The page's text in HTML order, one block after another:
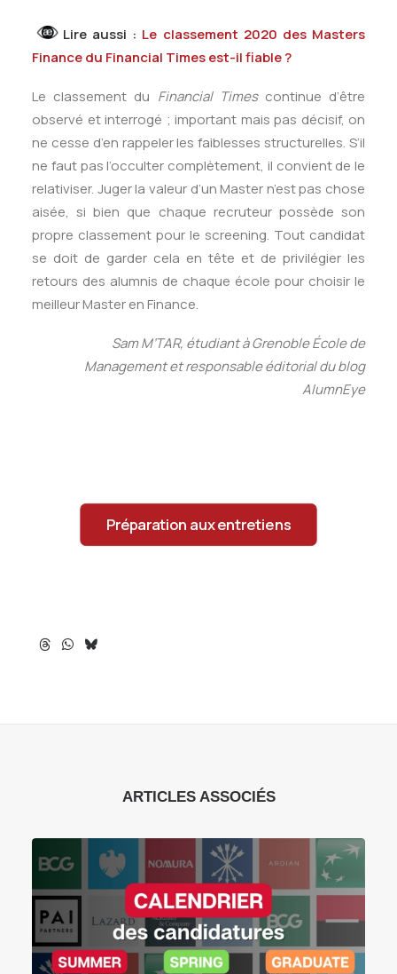
Lire aussi : Le classement 2020 des Masters
Finance du Financial Times est-il fiable ?
Le classement du Financial Times continue d’être
observé et interrogé ; important mais pas décisif, on
ne cesse d’en rappeler les faiblesses structurelles. S’il
ne faut pas l’occulter complètement, il convient de le
relativiser. Juger la valeur d’un Master n’est pas chose
aisée, si bien que chaque recruteur possède son
propre classement pour le screening. Tout candidat
se doit de garder cela en tête et de privilégier les
retours des alumnis de chaque école pour choisir le
meilleur Master en Finance.
Sam M’TAR, étudiant à Grenoble École de
Management et responsable éditorial du blog
AlumnEye
Préparation aux entretiens
ARTICLES ASSOCIÉS